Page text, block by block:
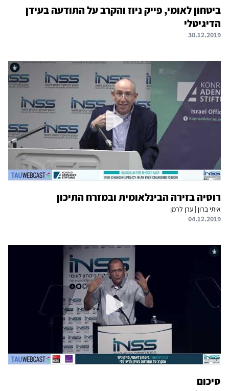
ביטחון לאומי, פייק ניוז והקרב על התודעה בעידן
הדיגיטלי
30.12.2019
רוסיה בזירה הבינלאומית ובמזרח התיכון
איתי ברון | ערן לרמן
04.12.2019
סיכום